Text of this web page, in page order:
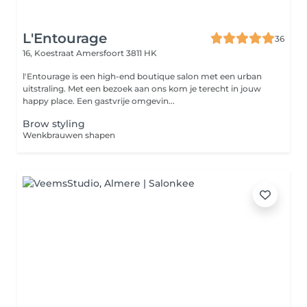
L'Entourage
36
16, Koestraat Amersfoort 3811 HK
l'Entourage is een high-end boutique salon met een urban
uitstraling. Met een bezoek aan ons kom je terecht in jouw
happy place. Een gastvrije omgevin...
Brow styling
Wenkbrauwen shapen